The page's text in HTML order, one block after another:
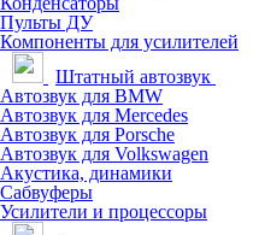
Пульты ДУ
Компоненты для усилителей
Штатный автозвук
Автозвук для BMW
Автозвук для Mercedes
Автозвук для Porsche
Автозвук для Volkswagen
Акустика, динамики
Сабвуферы
Усилители и процессоры